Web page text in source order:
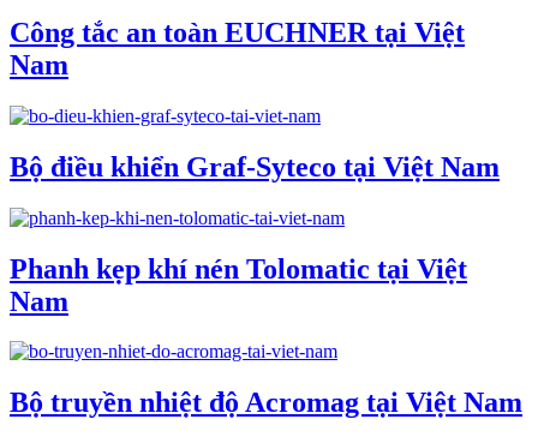
Công tắc an toàn EUCHNER tại Việt
Nam
Bộ điều khiển Graf-Syteco tại Việt Nam
Phanh kẹp khí nén Tolomatic tại Việt
Nam
Bộ truyền nhiệt độ Acromag tại Việt Nam